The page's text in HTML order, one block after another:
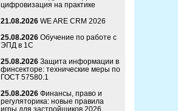
цифровизация на практике
21.08.2026 WE ARE CRM 2026
25.08.2026 Обучение по работе с
ЭПД в 1С
25.08.2026 Защита информации в
финсекторе: технические меры по
ГОСТ 57580.1
25.08.2026 Финансы, право и
регуляторика: новые правила